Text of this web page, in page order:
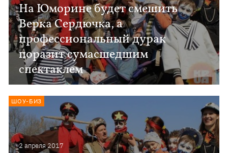
На Юморине будет смешить
Верка Сердючка, а
профессиональный дурак
поразит сумасшедшим
спектаклем
2 апреля 2017
ШОУ-БИЗ